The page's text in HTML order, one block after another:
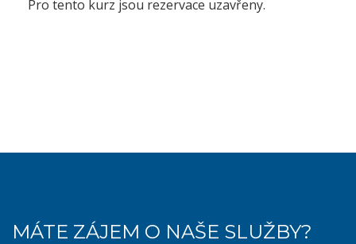
Pro tento kurz jsou rezervace uzavřeny.
MÁTE ZÁJEM O NAŠE SLUŽBY?